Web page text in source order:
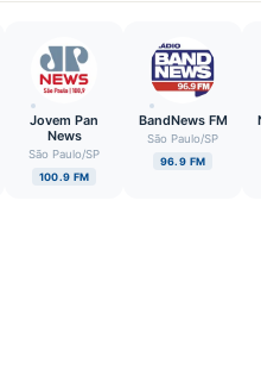
Jovem Pan
News
São Paulo/SP
100.9 FM
BandNews FM
São Paulo/SP
96.9 FM